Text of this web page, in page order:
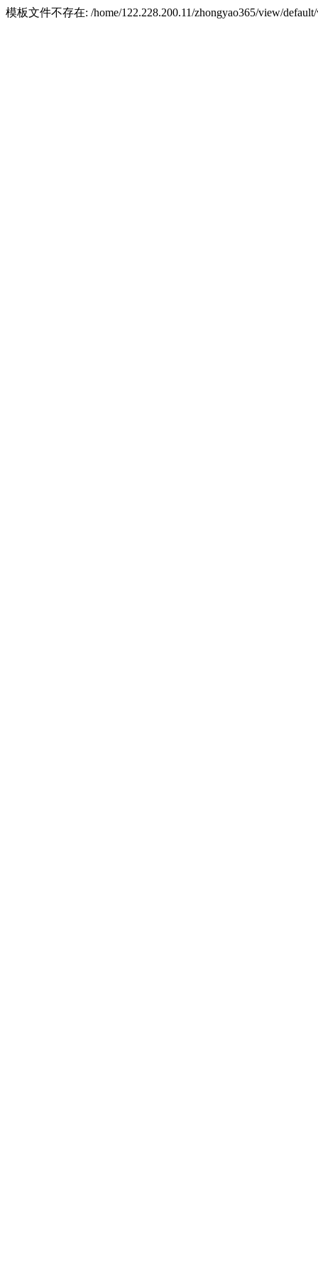
模板文件不存在: /home/122.228.200.11/zhongyao365/view/default/